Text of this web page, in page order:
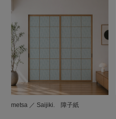
metsa ／ Saijiki. 障子紙